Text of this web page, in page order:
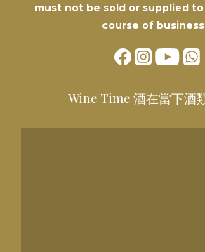
must not be sold or supplied
course of
Wine Time 酒在當下酒